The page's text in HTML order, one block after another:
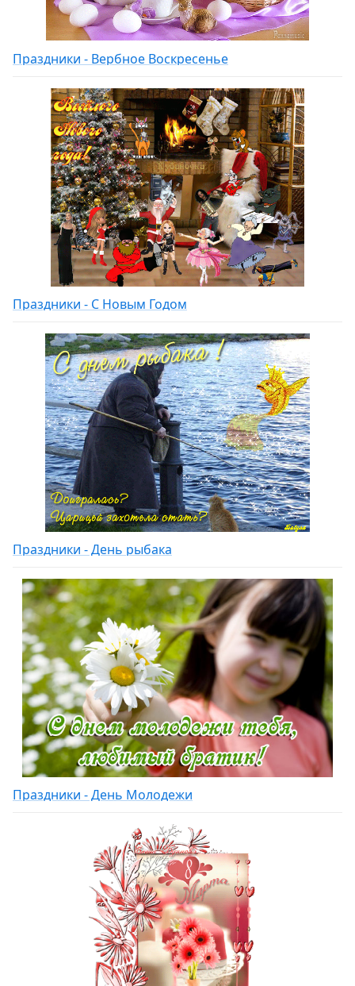
Праздники - Вербное Воскресенье
Праздники - С Новым Годом
Праздники - День рыбака
Праздники - День Молодежи